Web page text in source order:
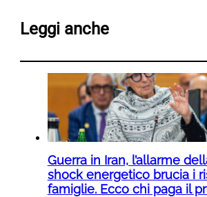
Leggi anche
Guerra in Iran, l’allarme
shock energetico brucia i
famiglie. Ecco chi paga il